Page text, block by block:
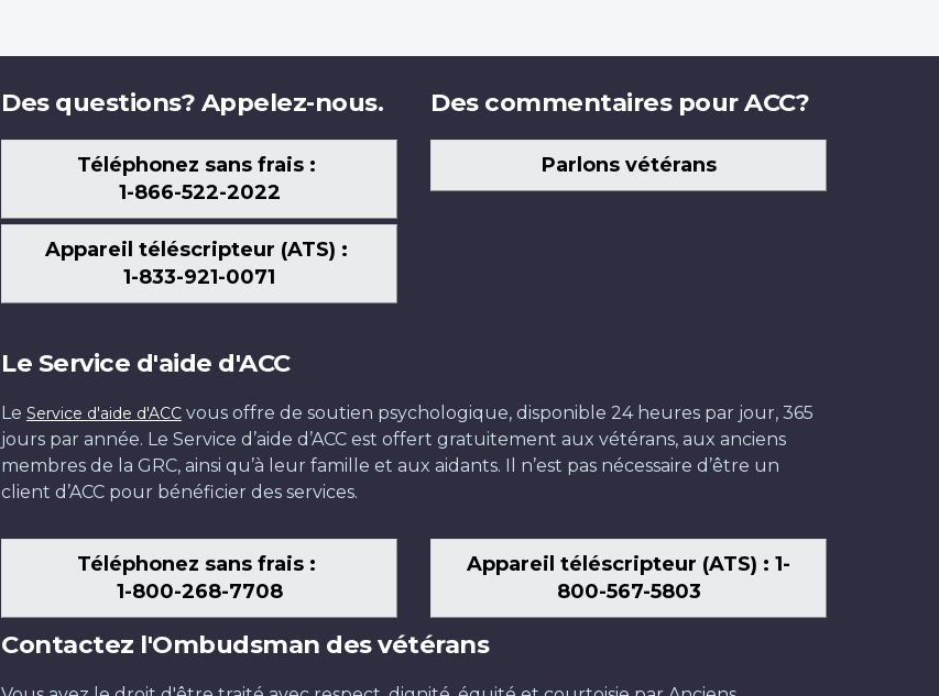
Des questions? Appelez-nous.
Téléphonez sans frais :
1-866-522-2022
Appareil téléscripteur (ATS) :
1-833-921-0071
Des commentaires pour ACC?
Parlons vétérans
Le Service d'aide d'ACC
Le Service d'aide d'ACC vous offre de soutien psychologique, disponible 24 heures par jour, 365
jours par année. Le Service d’aide d’ACC est offert gratuitement aux vétérans, aux anciens
membres de la GRC, ainsi qu’à leur famille et aux aidants. Il n’est pas nécessaire d’être un
client d’ACC pour bénéficier des services.
Téléphonez sans frais :
1-800-268-7708
Appareil téléscripteur (ATS) : 1-
800-567-5803
Contactez l'Ombudsman des vétérans